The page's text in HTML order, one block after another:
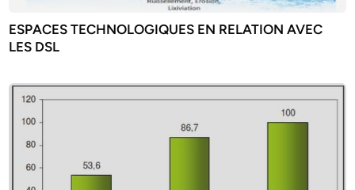
ESPACES TECHNOLOGIQUES EN RELATION AVEC
LES DSL